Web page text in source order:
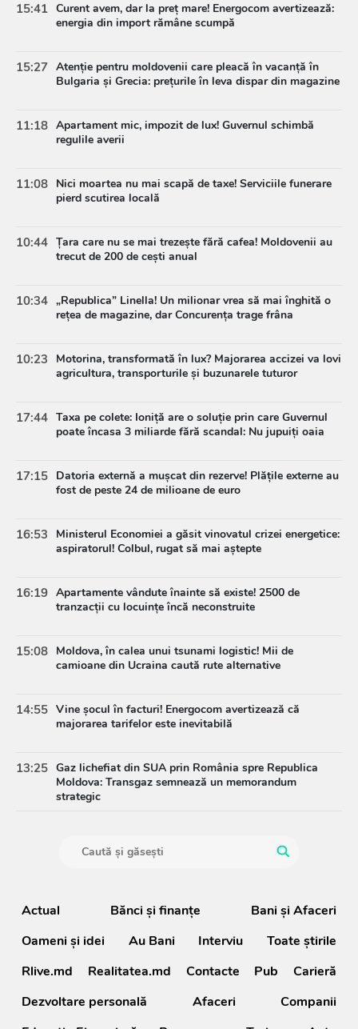
15:41 Curent avem, dar la preț mare! Energocom avertizează:
energia din import rămâne scumpă
15:27 Atenție pentru moldovenii care pleacă în vacanță în
Bulgaria și Grecia: prețurile în leva dispar din magazine
11:18 Apartament mic, impozit de lux! Guvernul schimbă
regulile averii
11:08 Nici moartea nu mai scapă de taxe! Serviciile funerare
pierd scutirea locală
10:44 Țara care nu se mai trezește fără cafea! Moldovenii au
trecut de 200 de cești anual
10:34 „Republica” Linella! Un milionar vrea să mai înghită o
rețea de magazine, dar Concurența trage frâna
10:23
Motorina, transformată în lux? Majorarea accizei va lovi
agricultura, transporturile și buzunarele tuturor
17:44 Taxa pe colete: Ioniță are o soluție prin care Guvernul
poate încasa 3 miliarde fără scandal: Nu jupuiți oaia
17:15 Datoria externă a mușcat din rezerve! Plățile externe au
fost de peste 24 de milioane de euro
16:53
Ministerul Economiei a găsit vinovatul crizei energetice:
aspiratorul! Colbul, rugat să mai aștepte
16:19 Apartamente vândute înainte să existe! 2500 de
tranzacții cu locuințe încă neconstruite
15:08 Moldova, în calea unui tsunami logistic! Mii de
camioane din Ucraina caută rute alternative
14:55 Vine șocul în facturi! Energocom avertizează că
majorarea tarifelor este inevitabilă
13:25 Gaz lichefiat din SUA prin România spre Republica
Moldova: Transgaz semnează un memorandum
strategic
Actual Bănci şi finanţe
Bani și Afaceri
Oameni şi idei
Au Bani Interviu
Toate știrile
Rlive.md
Realitatea.md Contacte Pub
Carieră
Dezvoltare personală
Afaceri
Companii